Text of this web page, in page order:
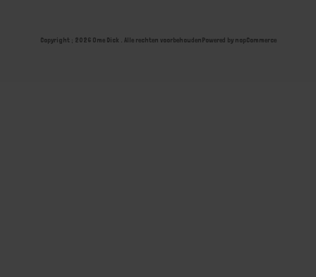
Copyright ; 2026 Ome Dick . Alle rechten voorbehoudenPowered by nopCommerce